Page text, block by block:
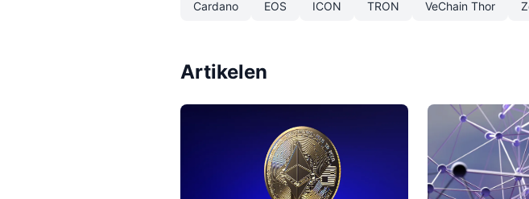
Cardano EOS ICON TRON VeChain Thor
Artikelen